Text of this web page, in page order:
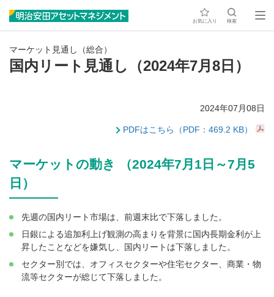
お気に入り 検索
マーケット見通し（総合）
国内リート見通し（2024年7月8日）
2024年07月08日
PDFはこちら（PDF：469.2 KB）
マーケットの動き （2024年7月1日～7月5
日）
先週の国内リート市場は、前週末比で下落しました。
日銀による追加利上げ観測の高まりを背景に国内長期金利が上
昇したことなどを嫌気し、国内リートは下落しました。
セクター別では、オフィスセクターや住宅セクター、商業・物
流等セクターが総じて下落しました。